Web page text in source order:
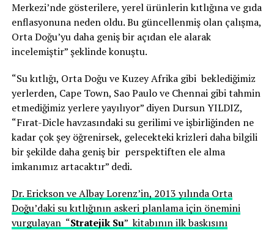
Merkezi’nde gösterilere, yerel ürünlerin kıtlığına ve gıda
enflasyonuna neden oldu. Bu güncellenmiş olan çalışma,
Orta Doğu’yu daha geniş bir açıdan ele alarak
incelemiştir” şeklinde konuştu.
“Su kıtlığı, Orta Doğu ve Kuzey Afrika gibi beklediğimiz
yerlerden, Cape Town, Sao Paulo ve Chennai gibi tahmin
etmediğimiz yerlere yayılıyor” diyen Dursun YILDIZ,
“Fırat-Dicle havzasındaki su gerilimi ve işbirliğinden ne
kadar çok şey öğrenirsek, gelecekteki krizleri daha bilgili
bir şekilde daha geniş bir perspektiften ele alma
imkanımız artacaktır” dedi.
Dr. Erickson ve Albay Lorenz’in, 2013 yılında Orta
Doğu’daki su kıtlığının askeri planlama için önemini
vurgulayan “Stratejik Su” kitabının ilk baskısını